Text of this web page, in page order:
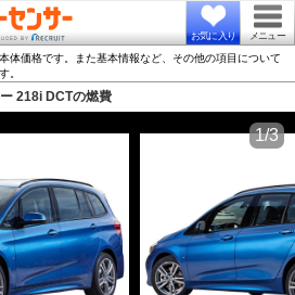
お気に入り メニュー
体価格です。また基本情報など、その他の項目について
。
218i DCTの燃費
1/3